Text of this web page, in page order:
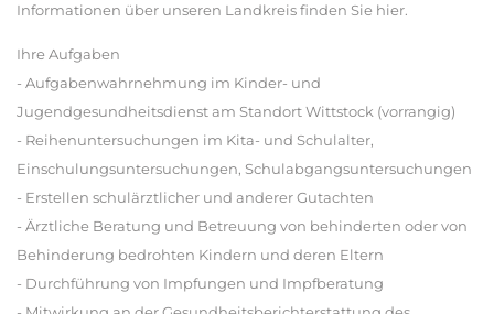
Informationen über unseren Landkreis finden Sie hier.
Ihre Aufgaben
- Aufgabenwahrnehmung im Kinder- und
Jugendgesundheitsdienst am Standort Wittstock (vorrangig)
- Reihenuntersuchungen im Kita- und Schulalter,
Einschulungsuntersuchungen, Schulabgangsuntersuchungen
- Erstellen schulärztlicher und anderer Gutachten
- Ärztliche Beratung und Betreuung von behinderten oder von
Behinderung bedrohten Kindern und deren Eltern
- Durchführung von Impfungen und Impfberatung